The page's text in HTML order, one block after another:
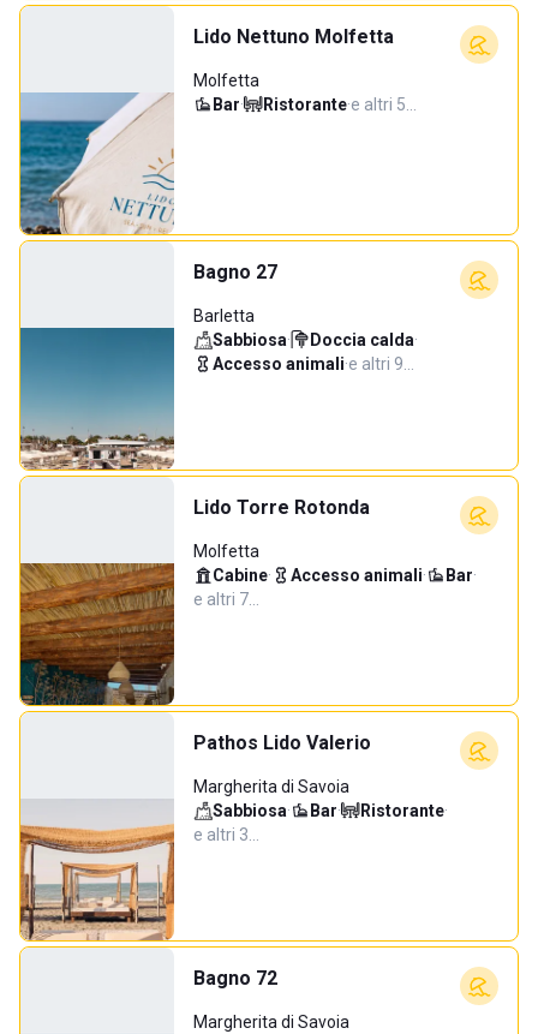
Lido Nettuno Molfetta
Molfetta
Bar· Ristorante·e altri 5…
Bagno 27
Barletta
Sabbiosa· Doccia calda·
Accesso animali·e altri 9…
Lido Torre Rotonda
Molfetta
Cabine· Accesso animali· Bar·
e altri 7…
Pathos Lido Valerio
Margherita di Savoia
Sabbiosa· Bar· Ristorante·
e altri 3…
Bagno 72
Margherita di Savoia